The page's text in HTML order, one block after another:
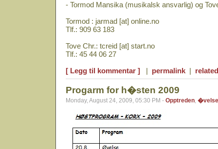
- Tormod Mansika (musikalsk ansvarlig) og
Tormod : jarmad [at] online.no
Tlf.: 909 63 183
Tove Chr.: tcreid [at] start.no
Tlf.: 45 44 06 27
[ Legg til kommentar ] | permalink |
Progarm for h�sten 2009
Monday, August 24, 2009, 05:30 PM - Opptreden, �velse